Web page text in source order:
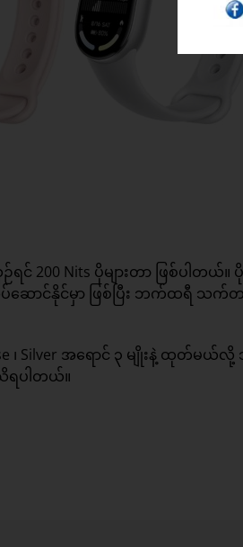
ရင် 200 Nits ပိုများတာ ဖြစ်ပါတယ်
ပ်ဆောင်နိုင်မှာ ဖြစ်ပြီး ဘက်ထရီ သ
၊ Silver အရောင် ၃ မျိုးနဲ့ ထုတ်
ရပါတယ်။